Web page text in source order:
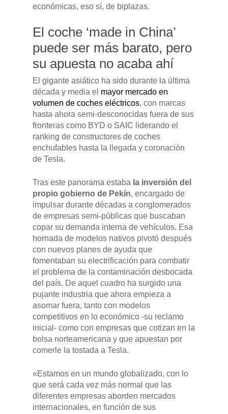
económicas, eso sí, de biplazas.
El coche ‘made in China’
puede ser más barato, pero
su apuesta no acaba ahí
El gigante asiático ha sido durante la última
década y media el mayor mercado en
volumen de coches eléctricos, con marcas
hasta ahora semi-desconocidas fuera de sus
fronteras como BYD o SAIC liderando el
ranking de constructores de coches
enchufables hasta la llegada y coronación
de Tesla.
Tras este panorama estaba la inversión del
propio gobierno de Pekín, encargado de
impulsar durante décadas a conglomerados
de empresas semi-públicas que buscaban
copar su demanda interna de vehículos. Esa
hornada de modelos nativos pivotó después
con nuevos planes de ayuda que
fomentaban su electrificación para combatir
el problema de la contaminación desbocada
del país. De aquel cuadro ha surgido una
pujante industria que ahora empieza a
asomar fuera, tanto con modelos
competitivos en lo económico -su reclamo
inicial- como con empresas que cotizan en la
bolsa norteamericana y que apuestan por
comerle la tostada a Tesla.
«Estamos en un mundo globalizado, con lo
que será cada vez más normal que las
diferentes empresas aborden mercados
internacionales, en función de sus
GAMA
DFSK 500
DFSK E5
SOBRE DFSK